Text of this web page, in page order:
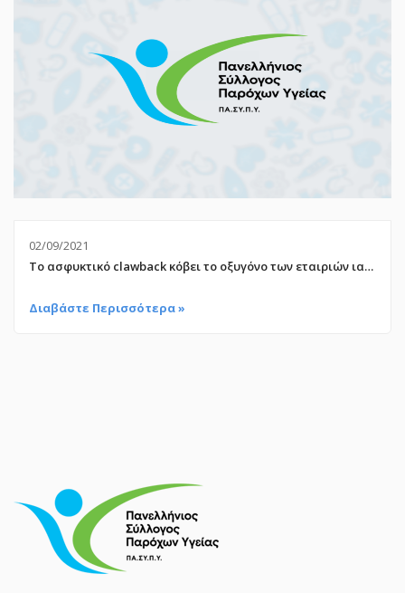
02/09/2021
Το ασφυκτικό clawback κόβει το οξυγόνο των εταιριών ιατροτεχνολογικων προϊόντων
Διαβάστε Περισσότερα »